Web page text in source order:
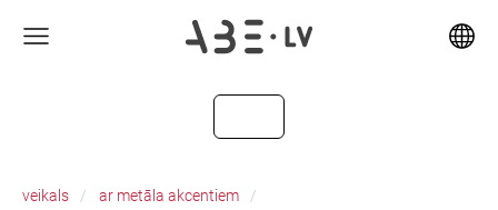
veikals
ar metāla akcentiem